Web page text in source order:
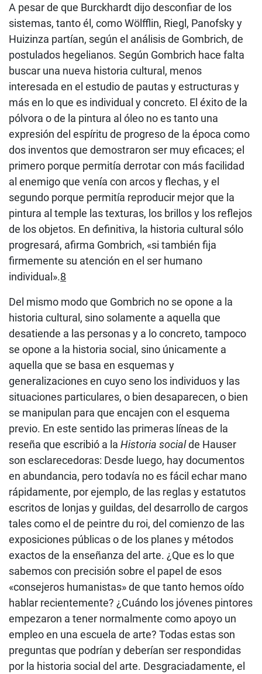
A pesar de que Burckhardt dijo desconfiar de los
sistemas, tanto él, como Wölfflin, Riegl, Panofsky y
Huizinza partían, según el análisis de Gombrich, de
postulados hegelianos. Según Gombrich hace falta
buscar una nueva historia cultural, menos
interesada en el estudio de pautas y estructuras y
más en lo que es individual y concreto. El éxito de la
pólvora o de la pintura al óleo no es tanto una
expresión del espíritu de progreso de la época como
dos inventos que demostraron ser muy eficaces; el
primero porque permitía derrotar con más facilidad
al enemigo que venía con arcos y flechas, y el
segundo porque permitía reproducir mejor que la
pintura al temple las texturas, los brillos y los reflejos
de los objetos. En definitiva, la historia cultural sólo
progresará, afirma Gombrich, «si también fija
firmemente su atención en el ser humano
individual».8
Del mismo modo que Gombrich no se opone a la
historia cultural, sino solamente a aquella que
desatiende a las personas y a lo concreto, tampoco
se opone a la historia social, sino únicamente a
aquella que se basa en esquemas y
generalizaciones en cuyo seno los individuos y las
situaciones particulares, o bien desaparecen, o bien
se manipulan para que encajen con el esquema
previo. En este sentido las primeras líneas de la
reseña que escribió a la Historia socialde Hauser
son esclarecedoras: Desde luego, hay documentos
en abundancia, pero todavía no es fácil echar mano
rápidamente, por ejemplo, de las reglas y estatutos
escritos de lonjas y guildas, del desarrollo de cargos
tales como el de peintre du roi, del comienzo de las
exposiciones públicas o de los planes y métodos
exactos de la enseñanza del arte. ¿Que es lo que
sabemos con precisión sobre el papel de esos
«consejeros humanistas» de que tanto hemos oído
hablar recientemente? ¿Cuándo los jóvenes pintores
empezaron a tener normalmente como apoyo un
empleo en una escuela de arte? Todas estas son
preguntas que podrían y deberían ser respondidas
por la historia social del arte. Desgraciadamente, el